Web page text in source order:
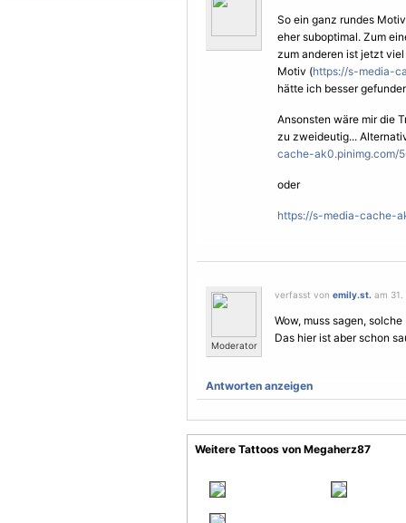
So ein ganz rundes Motiv
eher suboptimal. Zum
zum anderen ist jetzt
Motiv (https://s-media-
hätte ich besser
Ansonsten wäre mir die
zu zweideutig...
cache-ak0.pinimg.com/
oder
https://s-media-cache-
Moderator
verfasst von emily.st. am 31.
Wow, muss sagen, solche
Das hier ist aber schon
Antworten anzeigen
Weitere Tattoos von Megaherz87